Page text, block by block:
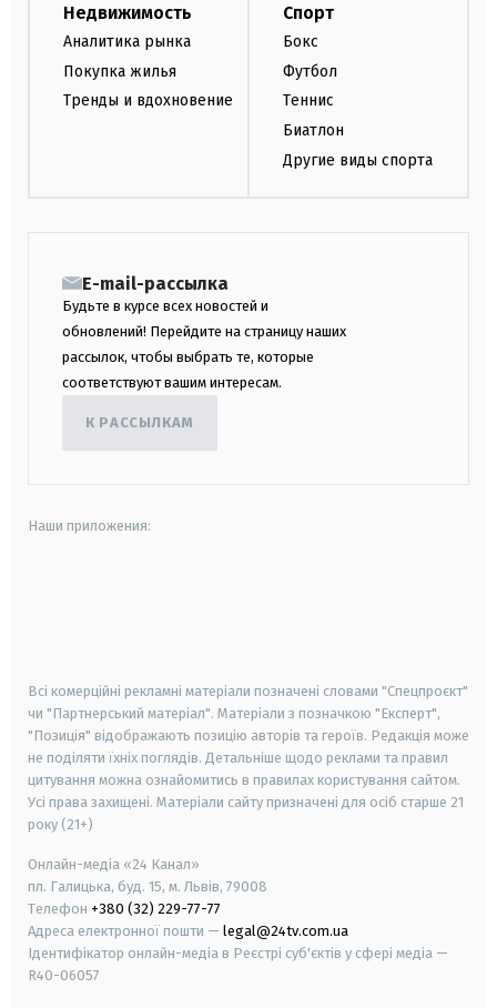
Недвижимость
Аналитика рынка
Покупка жилья
Тренды и вдохновение
Спорт
Бокс
Футбол
Теннис
Биатлон
Другие виды спорта
E-mail-рассылка
Будьте в курсе всех новостей и
обновлений! Перейдите на страницу наших
рассылок, чтобы выбрать те, которые
соответствуют вашим интересам.
К РАССЫЛКАМ
Наши приложения:
Всі комерційні рекламні матеріали позначені словами "Спецпроєкт"
чи "Партнерський матеріал". Матеріали з позначкою "Експерт",
"Позиція" відображають позицію авторів та героїв. Редакція може
не поділяти їхніх поглядів. Детальніше щодо реклами та правил
цитування можна ознайомитись в правилах користування сайтом.
Усі права захищені. Матеріали сайту призначені для осіб старше 21
року (21+)
Онлайн-медіа «24 Канал»
пл. Галицька, буд. 15, м. Львів, 79008
Телефон +380 (32) 229-77-77
Адреса електронної пошти — legal@24tv.com.ua
Ідентифікатор онлайн-медіа в Реєстрі суб'єктів у сфері медіа —
R40-06057